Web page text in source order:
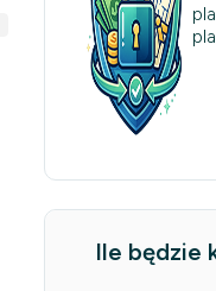
Ile będzie